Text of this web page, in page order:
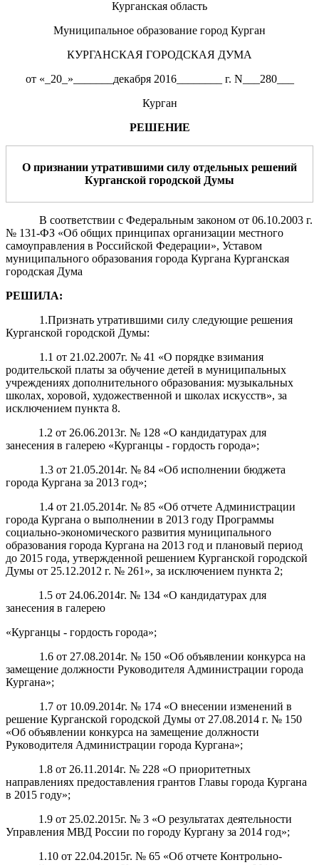
Курганская область
Муниципальное образование город Курган
КУРГАНСКАЯ ГОРОДСКАЯ ДУМА
от «_20_»_______декабря 2016________ г. N___280___
Курган
РЕШЕНИЕ
О признании утратившими силу отдельных решений
Курганской городской Думы
В соответствии с Федеральным законом от 06.10.2003 г.
№ 131-ФЗ «Об общих принципах организации местного
самоуправления в Российской Федерации», Уставом
муниципального образования города Кургана Курганская
городская Дума
РЕШИЛА:
1.Признать утратившими силу следующие решения
Курганской городской Думы:
1.1 от 21.02.2007г. № 41 «О порядке взимания
родительской платы за обучение детей в муниципальных
учреждениях дополнительного образования: музыкальных
школах, хоровой, художественной и школах искусств», за
исключением пункта 8.
1.2 от 26.06.2013г. № 128 «О кандидатурах для
занесения в галерею «Курганцы - гордость города»;
1.3 от 21.05.2014г. № 84 «Об исполнении бюджета
города Кургана за 2013 год»;
1.4 от 21.05.2014г. № 85 «Об отчете Администрации
города Кургана о выполнении в 2013 году Программы
социально-экономического развития муниципального
образования города Кургана на 2013 год и плановый период
до 2015 года, утвержденной решением Курганской городской
Думы от 25.12.2012 г. № 261», за исключением пункта 2;
1.5 от 24.06.2014г. № 134 «О кандидатурах для
занесения в галерею
«Курганцы - гордость города»;
1.6 от 27.08.2014г. № 150 «Об объявлении конкурса на
замещение должности Руководителя Администрации города
Кургана»;
1.7 от 10.09.2014г. № 174 «О внесении изменений в
решение Курганской городской Думы от 27.08.2014 г. № 150
«Об объявлении конкурса на замещение должности
Руководителя Администрации города Кургана»;
1.8 от 26.11.2014г. № 228 «О приоритетных
направлениях предоставления грантов Главы города Кургана
в 2015 году»;
1.9 от 25.02.2015г. № 3 «О результатах деятельности
Управления МВД России по городу Кургану за 2014 год»;
1.10 от 22.04.2015г. № 65 «Об отчете Контрольно-